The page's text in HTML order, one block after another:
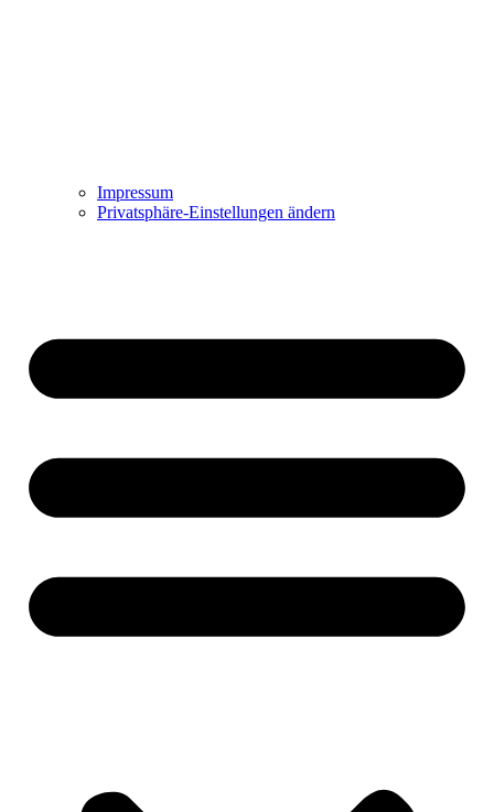
Impressum
Privatsphäre-Einstellungen ändern